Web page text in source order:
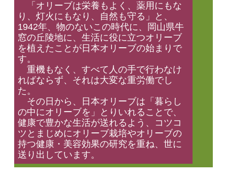
「オリーブは栄養もよく、薬用にもな
り、灯火にもなり、自然も守る」と、
1942年、物のないこの時代に、岡山県牛
窓の丘陵地に、生活に役に立つオリーブ
を植えたことが日本オリーブの始まりで
す。
重機もなく、すべて人の手で行わなけ
ればならず、それは大変な重労働でし
た。
その日から、日本オリーブは「暮らし
の中にオリーブを」とりいれることで、
健康で豊かな生活が送れるよう、コツコ
ツとまじめにオリーブ栽培やオリーブの
持つ健康・美容効果の研究を重ね、世に
送り出しています。